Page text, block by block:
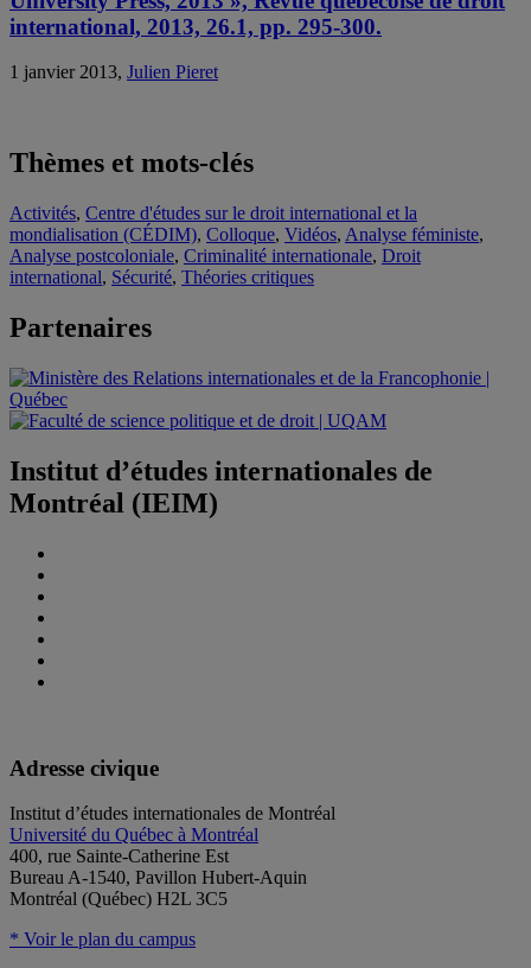
international, 2013, 26.1, pp. 295-300.
1 janvier 2013, Julien Pieret
Thèmes et mots-clés
Activités, Centre d'études sur le droit international et la
mondialisation (CÉDIM), Colloque, Vidéos, Analyse féministe,
Analyse postcoloniale, Criminalité internationale, Droit
international, Sécurité, Théories critiques
Partenaires
Institut d’études internationales de
Montréal (IEIM)
Adresse civique
Institut d’études internationales de Montréal
Université du Québec à Montréal
400, rue Sainte-Catherine Est
Bureau A-1540, Pavillon Hubert-Aquin
Montréal (Québec) H2L 3C5
* Voir le plan du campus